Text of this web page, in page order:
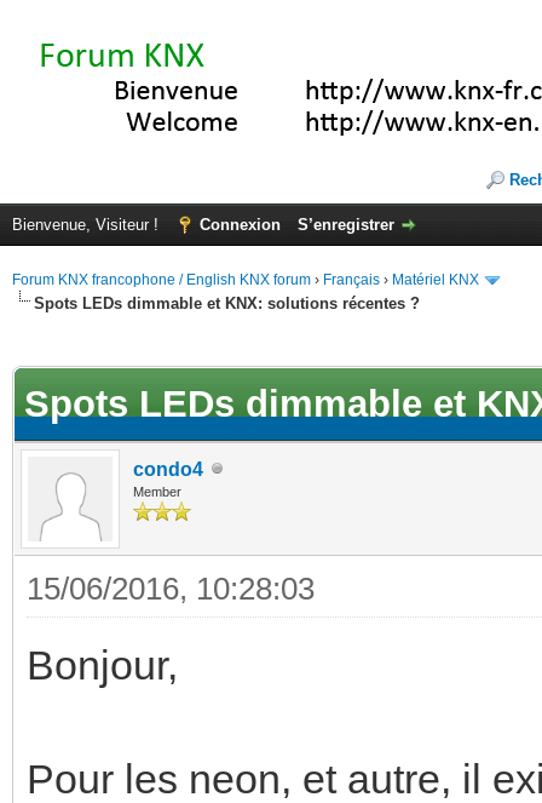
Bienvenue, Visiteur ! Connexion S’enregistrer
Forum KNX francophone / English KNX forum › Français › Matériel KNX
Spots LEDs dimmable et KNX: solutions récentes ?
Spots LEDs dimmable et
condo4
Member
15/06/2016, 10:28:03
Bonjour,
Pour les neon, et autre, il